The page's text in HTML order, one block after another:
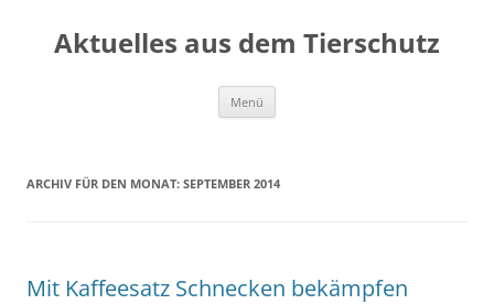
Aktuelles aus dem Tierschutz
Menü
ARCHIV FÜR DEN MONAT: SEPTEMBER 2014
Mit Kaffeesatz Schnecken bekämpfen